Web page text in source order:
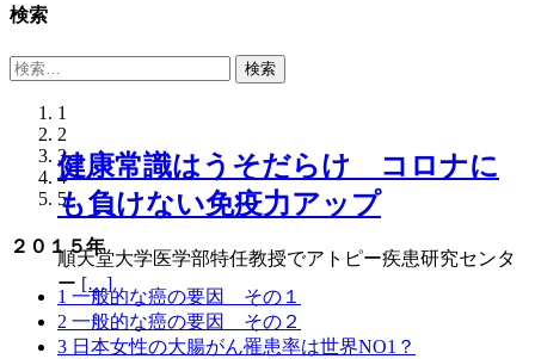
検索
検
健康常識はうそだらけ コロナに
も負けない免疫力アップ
順天堂大学医学部特任教授でアトピー疾患研究センタ
ー […]
コロナに対して最強のメッセー
ジ 宮沢賢治さんの詩が凄すぎた
｢雨ニモマケズ｣ 雨にも負けず 風にも負けず 雪に[…]
1
2
3
4
5
２０１５年
1 一般的な癌の要因 その１
2 一般的な癌の要因 その２
3 日本女性の大腸がん罹患率は世界NO1？